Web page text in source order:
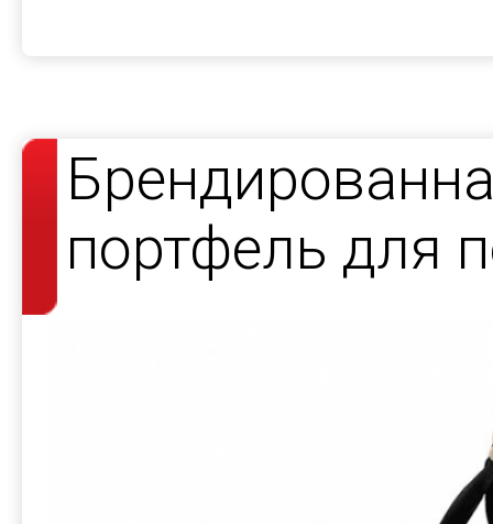
портфель для